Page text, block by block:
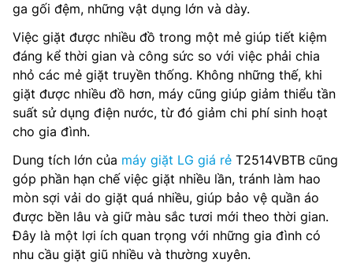
ga gối đệm, những vật dụng lớn và dày.
Việc giặt được nhiều đồ trong một mẻ giúp tiết kiệm
đáng kể thời gian và công sức so với việc phải chia
nhỏ các mẻ giặt truyền thống. Không những thế, khi
giặt được nhiều đồ hơn, máy cũng giúp giảm thiểu tần
suất sử dụng điện nước, từ đó giảm chi phí sinh hoạt
cho gia đình.
Dung tích lớn của máy giặt LG giá rẻ T2514VBTB cũng
góp phần hạn chế việc giặt nhiều lần, tránh làm hao
mòn sợi vải do giặt quá nhiều, giúp bảo vệ quần áo
được bền lâu và giữ màu sắc tươi mới theo thời gian.
Đây là một lợi ích quan trọng với những gia đình có
nhu cầu giặt giũ nhiều và thường xuyên.